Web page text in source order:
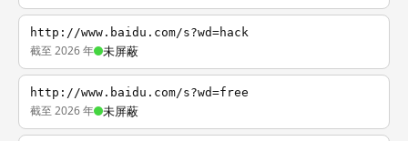
http://www.baidu.com/s?wd=hack
截至 2026 年 未屏蔽
http://www.baidu.com/s?wd=free
截至 2026 年 未屏蔽